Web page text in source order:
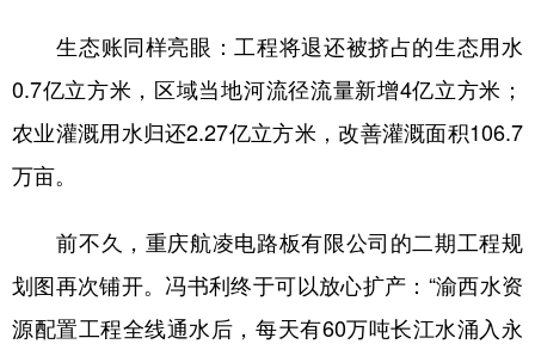
生态账同样亮眼：工程将退还被挤占的生态用水
0.7亿立方米，区域当地河流径流量新增4亿立方米；
农业灌溉用水归还2.27亿立方米，改善灌溉面积106.7
万亩。
前不久，重庆航凌电路板有限公司的二期工程规
划图再次铺开。冯书利终于可以放心扩产：“渝西水资
源配置工程全线通水后，每天有60万吨长江水涌入永